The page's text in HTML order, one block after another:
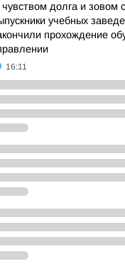
долга и зовом
учебных
прохождение
16:11